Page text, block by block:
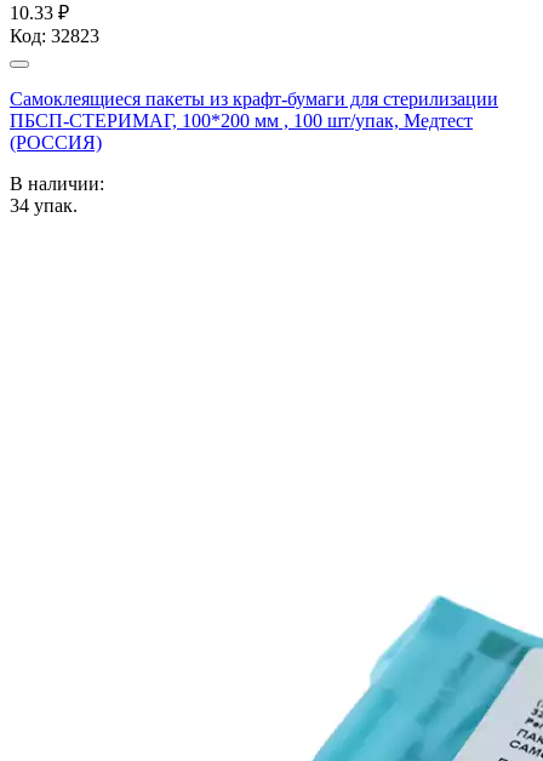
10.33 ₽
Код: 32823
Самоклеящиеся пакеты из крафт-бумаги для стерилизации
ПБСП-СТЕРИМАГ, 100*200 мм , 100 шт/упак, Медтест
(РОССИЯ)
В наличии:
34 упак.